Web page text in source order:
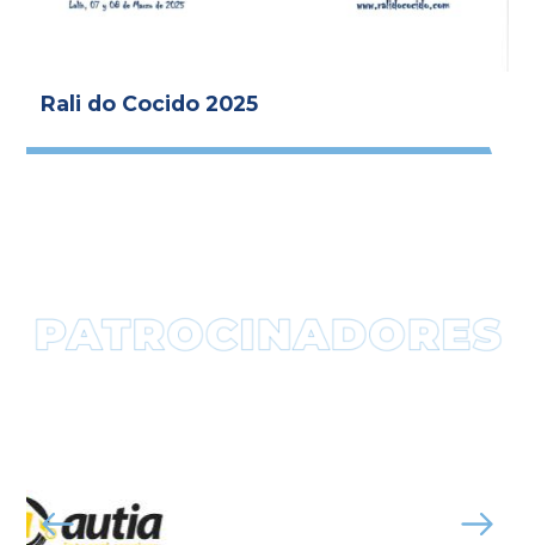
Rali do Cocido 2025